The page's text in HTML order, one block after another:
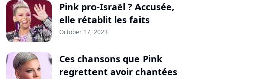
Pink pro-Israël ? Accusée,
elle rétablit les faits
October 17, 2023
Ces chansons que Pink
regrettent avoir chantées